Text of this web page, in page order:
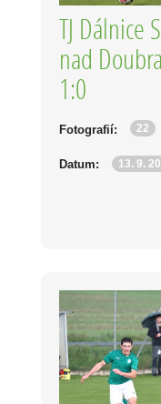
TJ Dálnice
nad
1:0
Fotografií: 22
Datum: 13. 9.